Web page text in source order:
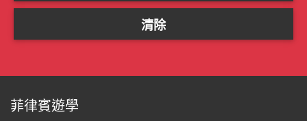
菲律賓遊學